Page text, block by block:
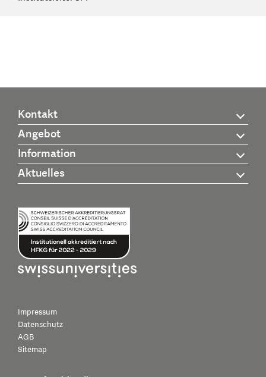
Kontakt
Angebot
Information
Aktuelles
Impressum
Datenschutz
AGB
Sitemap